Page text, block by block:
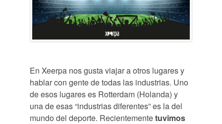
En Xeerpa nos gusta viajar a otros lugares y
hablar con gente de todas las industrias. Uno
de esos lugares es Rotterdam (Holanda) y
una de esas “industrias diferentes” es la del
mundo del deporte. Recientementetuvimos